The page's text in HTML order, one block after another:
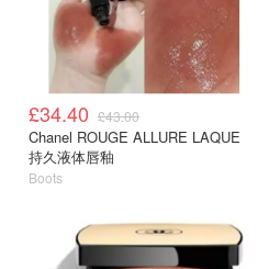
£34.40 £43.00
Chanel ROUGE ALLURE LAQUE
持久液体唇釉
Boots